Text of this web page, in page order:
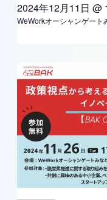
2024年12月11日 @
WeWorkオーシャンゲート